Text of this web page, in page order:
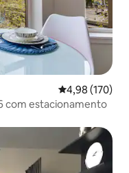
Classificação
4,98 (170)
com estacionamento